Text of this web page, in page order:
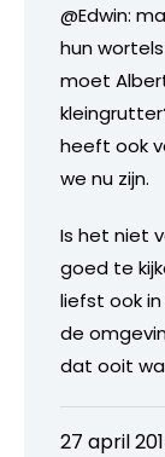
@Edwin:
hun
moet
heeft ook
we nu zijn.
Is het niet
goed te
liefst ook
de
dat ooit
27 april